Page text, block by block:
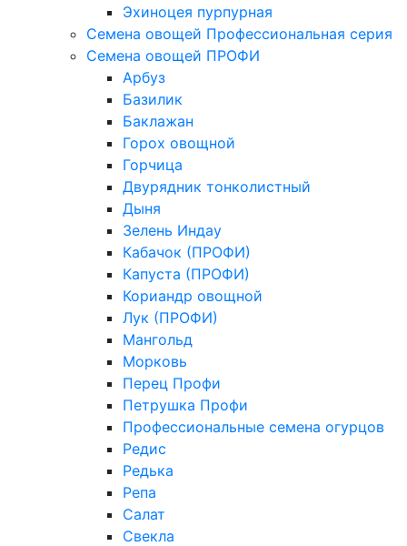
Эхиноцея пурпурная
Семена овощей Профессиональная серия
Семена овощей ПРОФИ
Арбуз
Базилик
Баклажан
Горох овощной
Горчица
Двурядник тонколистный
Дыня
Зелень Индау
Кабачок (ПРОФИ)
Капуста (ПРОФИ)
Кориандр овощной
Лук (ПРОФИ)
Мангольд
Морковь
Перец Профи
Петрушка Профи
Профессиональные семена огурцов
Редис
Редька
Репа
Салат
Свекла